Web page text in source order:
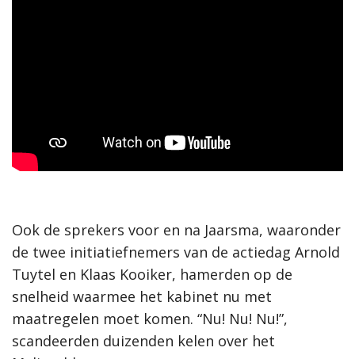
Ook de sprekers voor en na Jaarsma, waaronder
de twee initiatiefnemers van de actiedag Arnold
Tuytel en Klaas Kooiker, hamerden op de
snelheid waarmee het kabinet nu met
maatregelen moet komen. “Nu! Nu! Nu!”,
scandeerden duizenden kelen over het